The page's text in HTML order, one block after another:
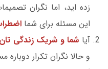
زده اید، اما نگران
این مسئله برای شما
آیا شما و شریک زندگی تان
و حالا نگران تکرار